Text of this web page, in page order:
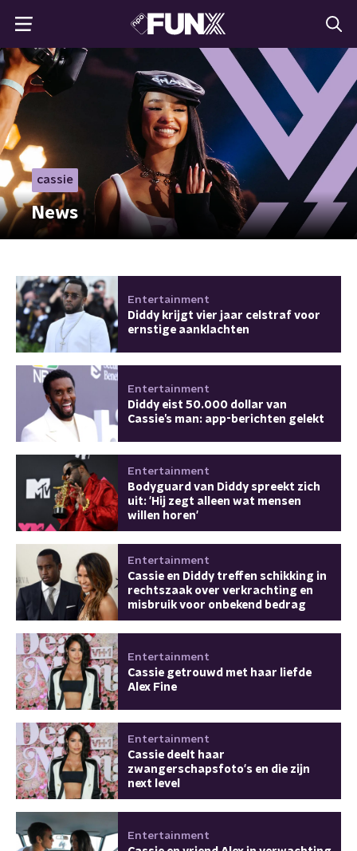
cassie
News
Entertainment
Diddy krijgt vier jaar celstraf voor
ernstige aanklachten
Entertainment
Diddy eist 50.000 dollar van
Cassie’s man: app-berichten gelekt
Entertainment
Bodyguard van Diddy spreekt zich
uit: 'Hij zegt alleen wat mensen
willen horen'
Entertainment
Cassie en Diddy treffen schikking in
rechtszaak over verkrachting en
misbruik voor onbekend bedrag
Entertainment
Cassie getrouwd met haar liefde
Alex Fine
Entertainment
Cassie deelt haar
zwangerschapsfoto's en die zijn
next level
Entertainment